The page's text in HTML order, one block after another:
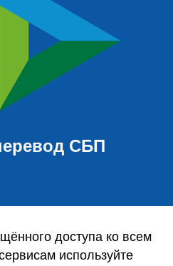
СБП
доступа ко всем
используйте